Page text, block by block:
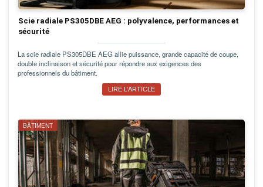
Scie radiale PS305DBE AEG : polyvalence, performances et
sécurité
La scie radiale PS305DBE AEG allie puissance, grande capacité de coupe,
double inclinaison et sécurité pour répondre aux exigences des
professionnels du bâtiment.
LIRE L’ARTICLE
BÂTIMENT